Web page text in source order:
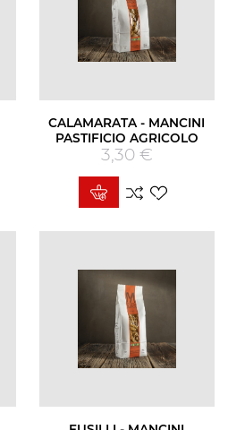
CALAMARATA - MANCINI
PASTIFICIO AGRICOLO
Prezzo
3,30 €